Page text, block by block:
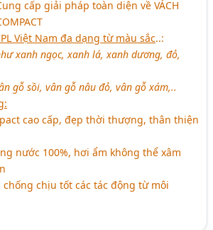
cấp giải pháp toàn diện vềVÁCH
Việt Nam đa dạng từ màu sắc..:
xanh ngọc, xanh lá, xanh dương, đỏ,
gỗ sồi, vân gỗ nâu đỏ, vân gỗ xám,..
cao cấp, đẹp thời thượng, thân thiện
nước 100%, hơi ẩm không thể xâm
chịu tốt các tác động từ môi